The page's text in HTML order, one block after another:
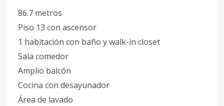
86.7 metros
Piso 13 con ascensor
1 habitación con baño y walk-in closet
Sala comedor
Amplio balcón
Cocina con desayunador
Área de lavado